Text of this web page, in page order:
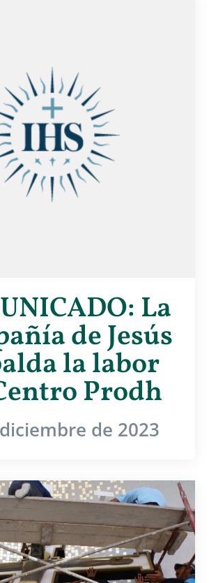
La
de Jesús
la labor
Prodh
de 2023